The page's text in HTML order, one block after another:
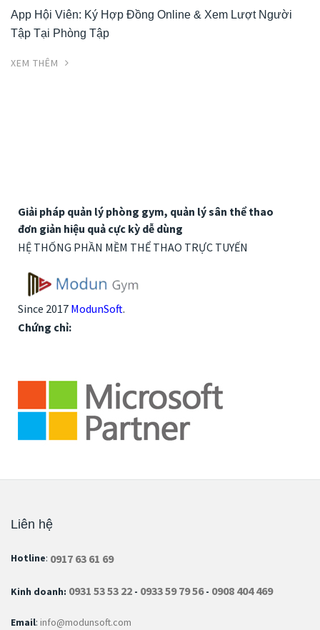
App Hội Viên: Ký Hợp Đồng Online & Xem Lượt Người
Tập Tại Phòng Tập
XEM THÊM
Giải pháp quản lý phòng gym, quản lý sân thể thao
đơn giản hiệu quả cực kỳ dễ dùng
HỆ THỐNG PHẦN MỀM THỂ THAO TRỰC TUYẾN
Since 2017 ModunSoft.
Chứng chỉ:
Liên hệ
Hotline: 0917 63 61 69
Kinh doanh: 0931 53 53 22 - 0933 59 79 56- 0908 404 469
Email: info@modunsoft.com